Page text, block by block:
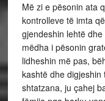
Më zi e pësonin ata
kontrolleve të imta
gjendeshin lehtë
mëdha i pësonin
lidheshin më pas,
kashtë dhe digjeshin
shtatzana, ju çahej